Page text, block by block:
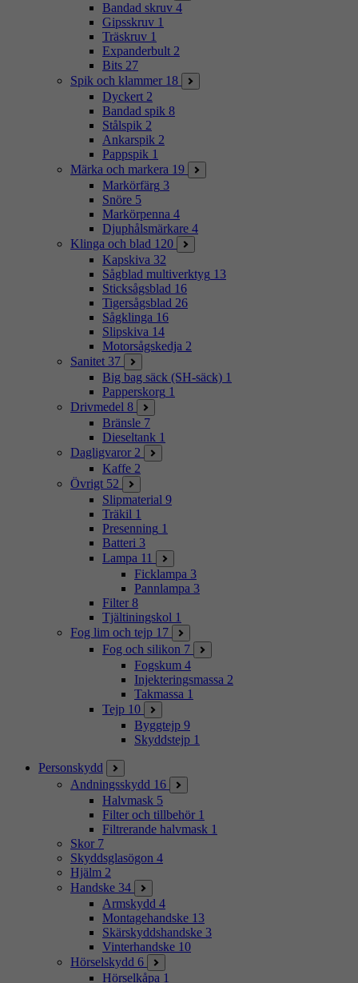
Bandad skruv 4
Gipsskruv 1
Träskruv 1
Expanderbult 2
Bits 27
Spik och klammer 18
Dyckert 2
Bandad spik 8
Stålspik 2
Ankarspik 2
Pappspik 1
Märka och markera 19
Markörfärg 3
Snöre 5
Markörpenna 4
Djuphålsmärkare 4
Klinga och blad 120
Kapskiva 32
Sågblad multiverktyg 13
Sticksågsblad 16
Tigersågsblad 26
Sågklinga 16
Slipskiva 14
Motorsågskedja 2
Sanitet 37
Big bag säck (SH-säck) 1
Papperskorg 1
Drivmedel 8
Bränsle 7
Dieseltank 1
Dagligvaror 2
Kaffe 2
Övrigt 52
Slipmaterial 9
Träkil 1
Presenning 1
Batteri 3
Lampa 11
Ficklampa 3
Pannlampa 3
Filter 8
Tjältiningskol 1
Fog lim och tejp 17
Fog och silikon 7
Fogskum 4
Injekteringsmassa 2
Takmassa 1
Tejp 10
Byggtejp 9
Skyddstejp 1
Personskydd
Andningsskydd 16
Halvmask 5
Filter och tillbehör 1
Filtrerande halvmask 1
Skor 7
Skyddsglasögon 4
Hjälm 2
Handske 34
Armskydd 4
Montagehandske 13
Skärskyddshandske 3
Vinterhandske 10
Hörselskydd 6
Hörselkåpa 1